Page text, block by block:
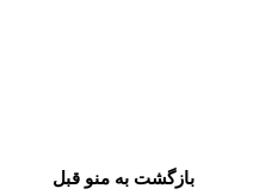
بازگشت به منو قبل